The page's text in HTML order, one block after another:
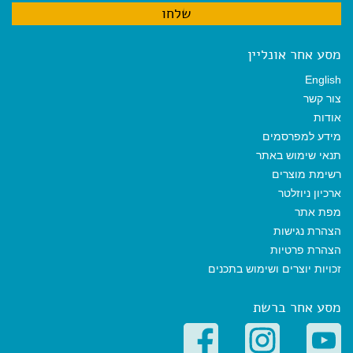
מסע אחר אונליין
English
צור קשר
אודות
מידע למפרסמים
תנאי שימוש באתר
רשימת מוצרים
ארכיון ניוזלטר
מפת אתר
הצהרת נגישות
הצהרת פרטיות
זכויות יוצרים ושימוש בתכנים
מסע אחר ברשת